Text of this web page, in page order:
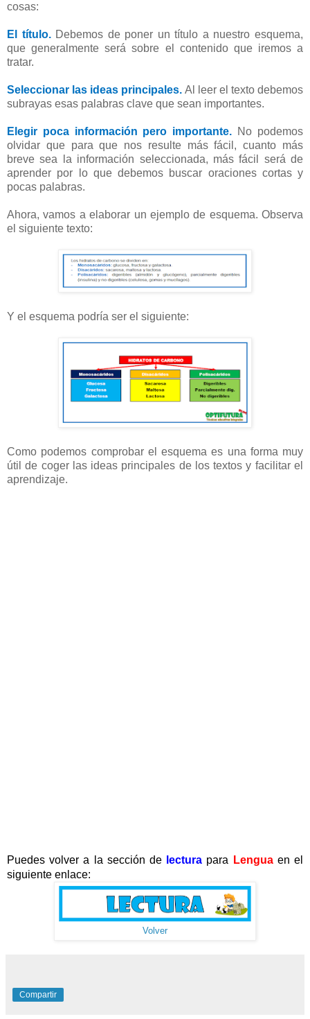
cosas:
El título.Debemos de poner un título a nuestro esquema,
que generalmente será sobre el contenido que iremos a
tratar.
Seleccionar las ideas principales. Al leer el texto debemos
subrayas esas palabras clave que sean importantes.
Elegir poca información pero importante. No podemos
olvidar que para que nos resulte más fácil, cuanto más
breve sea la información seleccionada, más fácil será de
aprender por lo que debemos buscar oraciones cortas y
pocas palabras.
Ahora, vamos a elaborar un ejemplo de esquema. Observa
el siguiente texto:
Y el esquema podría ser el siguiente:
Como podemos comprobar el esquema es una forma muy
útil de coger las ideas principales de los textos y facilitar el
aprendizaje.
Puedes volver a la sección de lectura para Lengua en el
siguiente enlace:
Volver
Compartir